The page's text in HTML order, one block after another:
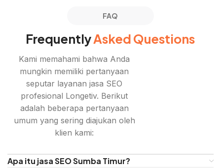
FAQ
FrequentlyAsked Questions
Kami memahami bahwa Anda
mungkin memiliki pertanyaan
seputar layanan jasa SEO
profesional Longetiv. Berikut
adalah beberapa pertanyaan
umum yang sering diajukan oleh
klien kami:
Apa itu jasa SEO Sumba Timur?